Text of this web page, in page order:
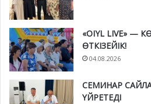
«OIYL LIVE» —
ӨТКІЗЕЙІК!
04.08.2026
СЕМИНАР
ҮЙРЕТЕДІ